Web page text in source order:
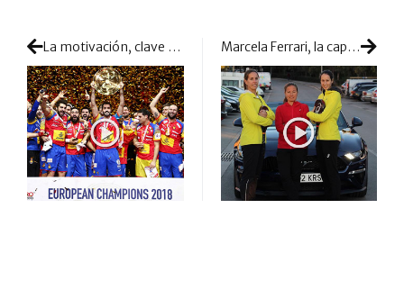
La motivación, clave en cualquier tipo de deporte Marcela Ferrari, la capitana del barco de Lucía Sainz y Gemma Triay en 2019